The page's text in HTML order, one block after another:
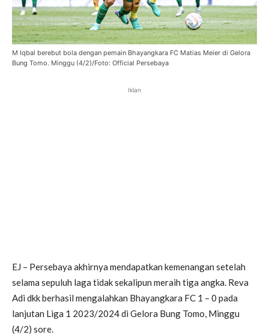
M Iqbal berebut bola dengan pemain Bhayangkara FC Matias Meier di Gelora
Bung Tomo. Minggu (4/2)/Foto: Official Persebaya
Iklan
EJ – Persebaya akhirnya mendapatkan kemenangan setelah
selama sepuluh laga tidak sekalipun meraih tiga angka. Reva
Adi dkk berhasil mengalahkan Bhayangkara FC 1 – 0 pada
lanjutan Liga 1 2023/2024 di Gelora Bung Tomo, Minggu
(4/2) sore.